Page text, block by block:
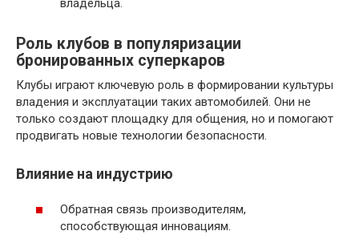
владельца.
Роль клубов в популяризации
бронированных суперкаров
Клубы играют ключевую роль в формировании культуры
владения и эксплуатации таких автомобилей. Они не
только создают площадку для общения, но и помогают
продвигать новые технологии безопасности.
Влияние на индустрию
Обратная связь производителям,
способствующая инновациям.